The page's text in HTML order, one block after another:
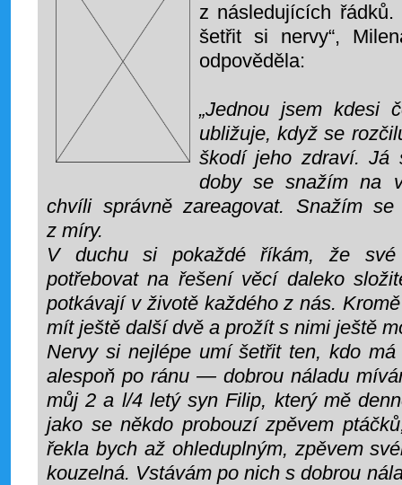
z následujících
šetřit si nervy“,
odpověděla:
„Jednou jsem kdesi
ubližuje, když se
škodí jeho zdraví.
doby se snažím na
chvíli správně zareagovat. Snažím
z míry.
V duchu si pokaždé říkám, že
potřebovat na řešení věcí daleko
potkávají v ži­votě každého z nás.
mít ještě další dvě a prožít s nimi ještě
Nervy si nejlépe umí še­třit ten, kdo
alespoň po ránu — dobrou náladu
můj 2 a l/4 letý syn Filip, který mě
jako se někdo probouzí zpěvem
řekla bych až ohledupl­ným, zpěvem
kouzelná. Vstávám po nich s dobrou